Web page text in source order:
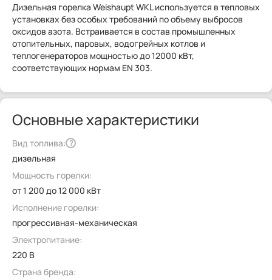
Дизельная горелка Weishaupt WKL используется в тепловых
установках без особых требований по объему выбросов
оксидов азота. Встраивается в состав промышленных
отопительных, паровых, водогрейных котлов и
теплогенераторов мощностью до 12000 кВт,
соответствующих нормам EN 303.
Основные характеристики
Вид топлива: ?
дизельная
Мощность горелки:
от 1 200 до 12 000 кВт
Исполнение горелки:
прогрессивная-механическая
Электропитание:
220 В
Страна бренда: